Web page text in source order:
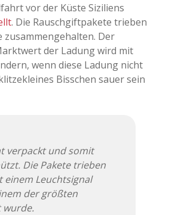
vor der Küste Siziliens
. Die Rauschgiftpakete trieben
Der
der Ladung wird mit
wenn diese Ladung nicht
Bisschen sauer sein
verpackt und somit
Die Pakete trieben
einem Leuchtsignal
der größten
wurde.